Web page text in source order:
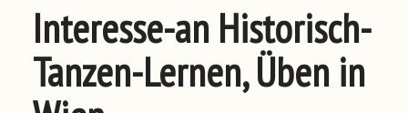
Interesse-an Historisch-
Tanzen-Lernen, Üben in